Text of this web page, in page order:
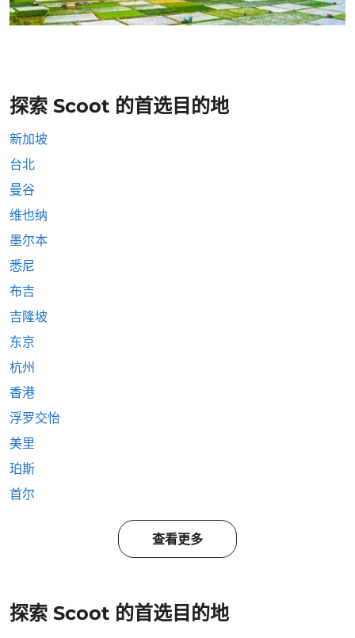
探索 Scoot 的首选目的地
新加坡
台北
曼谷
维也纳
墨尔本
悉尼
布吉
吉隆坡
东京
杭州
香港
浮罗交怡
美里
珀斯
首尔
查看更多
探索 Scoot 的首选目的地